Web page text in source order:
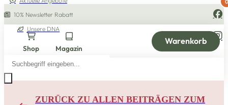
10% Newsletter Rabatt
Unsere DNA
Shop Magazin
Warenkorb
0
search
ZURÜCK ZU ALLEN BEITRÄGEN ZUM